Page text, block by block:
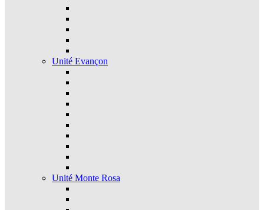
Unité Evançon
Unité Monte Rosa